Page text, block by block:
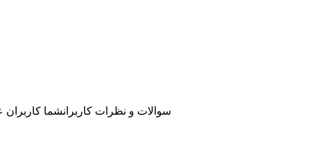
سوالات و نظرات کاربرانشما کاربران